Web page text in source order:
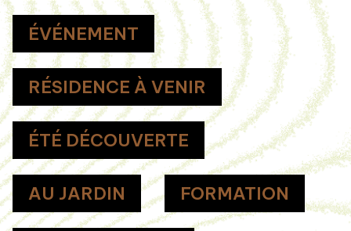
ÉVÉNEMENT
RÉSIDENCE À VENIR
ÉTÉ DÉCOUVERTE
AU JARDIN FORMATION